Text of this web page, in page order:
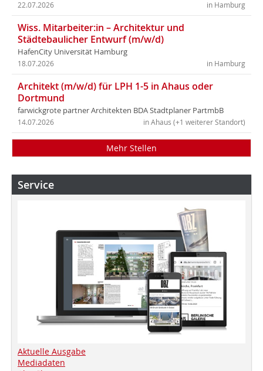
in Hamburg
22.07.2026
Wiss. Mitarbeiter:in – Architektur und
Städtebaulicher Entwurf (m/w/d)
HafenCity Universität Hamburg
in Hamburg
18.07.2026
Architekt (m/w/d) für LPH 1-5 in Ahaus oder
Dortmund
farwickgrote partner Architekten BDA Stadtplaner PartmbB
in Ahaus (+1 weiterer Standort)
14.07.2026
Mehr Stellen
Service
Aktuelle Ausgabe
Mediadaten